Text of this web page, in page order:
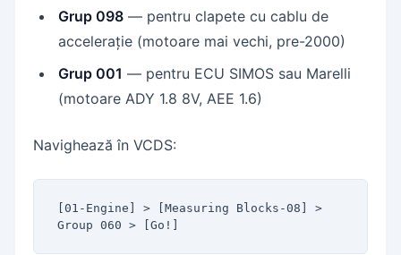
Grup 098 — pentru clapete cu cablu de
accelerație (motoare mai vechi, pre-2000)
Grup 001 — pentru ECU SIMOS sau Marelli
(motoare ADY 1.8 8V, AEE 1.6)
Navighează în VCDS:
[01-Engine] > [Measuring Blocks-08] >
Group 060 > [Go!]